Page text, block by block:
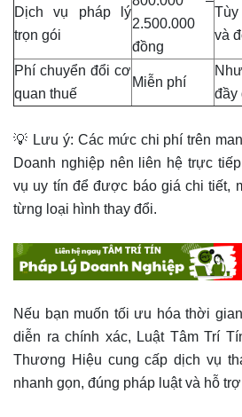
Dịch vụ pháp lý
trọn gói
2.500.000
đồng
và
Phí chuyển đổi cơ
quan thuế
Miễn phí
đầy
💡 Lưu ý: Các mức chi phí trên
Doanh nghiệp nên liên hệ trực
vụ uy tín để được báo giá chi tiết,
từng loại hình thay đổi.
Nếu bạn muốn tối ưu hóa thời
diễn ra chính xác, Luật Tâm Trí
Thương Hiệu cung cấp dịch vụ
nhanh gọn, đúng pháp luật và hỗ